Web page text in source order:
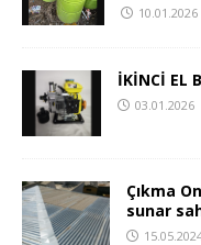
10.01.2026
İKİNCİ EL
03.01.2026
Çıkma
sunar